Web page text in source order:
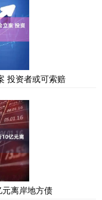
投资者或可索赔
离岸地方债